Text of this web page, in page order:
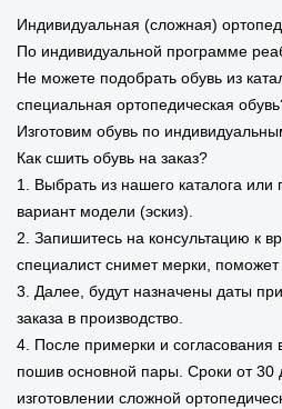
Индивидуальная (сложная)
По индивидуальной программе
Не можете подобрать обувь из
специальная ортопедическая
Изготовим обувь по
Как сшить обувь на заказ?
1. Выбрать из нашего каталога или
вариант модели (эскиз).
2. Запишитесь на консультацию к
специалист снимет мерки,
3. Далее, будут назначены даты
заказа в производство.
4. После примерки и согласования
пошив основной пары. Сроки от 30
изготовлении сложной